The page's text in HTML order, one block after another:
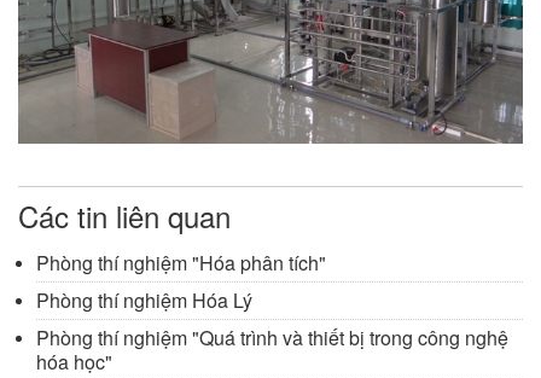
Các tin liên quan
Phòng thí nghiệm "Hóa phân tích"
Phòng thí nghiệm Hóa Lý
Phòng thí nghiệm "Quá trình và thiết bị trong công nghệ
hóa học"